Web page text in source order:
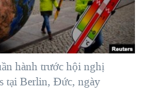
TẠI DẢI GAZA
ĐƯỜNG
hành trước hội nghị
tại Berlin, Đức, ngày